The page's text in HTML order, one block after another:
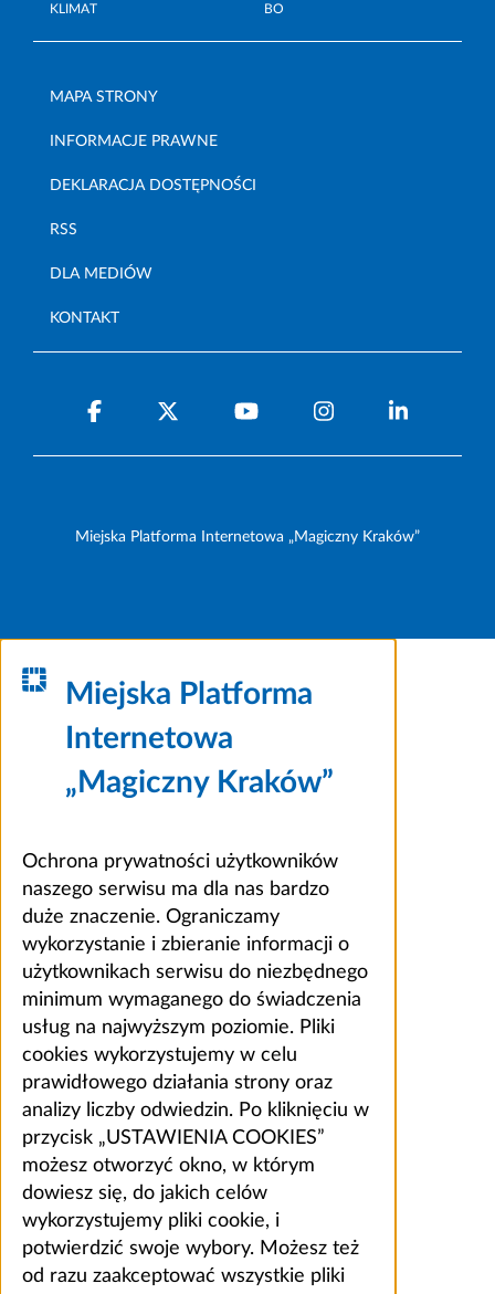
KLIMAT BO
MAPA STRONY
INFORMACJE PRAWNE
DEKLARACJA DOSTĘPNOŚCI
RSS
DLA MEDIÓW
KONTAKT
Miejska Platforma Internetowa „Magiczny Kraków”
Miejska Platforma
Internetowa
„Magiczny Kraków”
Ochrona prywatności użytkowników
naszego serwisu ma dla nas bardzo
duże znaczenie. Ograniczamy
wykorzystanie i zbieranie informacji o
użytkownikach serwisu do niezbędnego
minimum wymaganego do świadczenia
usług na najwyższym poziomie. Pliki
cookies wykorzystujemy w celu
prawidłowego działania strony oraz
analizy liczby odwiedzin. Po kliknięciu w
przycisk „USTAWIENIA COOKIES”
możesz otworzyć okno, w którym
dowiesz się, do jakich celów
wykorzystujemy pliki cookie, i
potwierdzić swoje wybory. Możesz też
od razu zaakceptować wszystkie pliki